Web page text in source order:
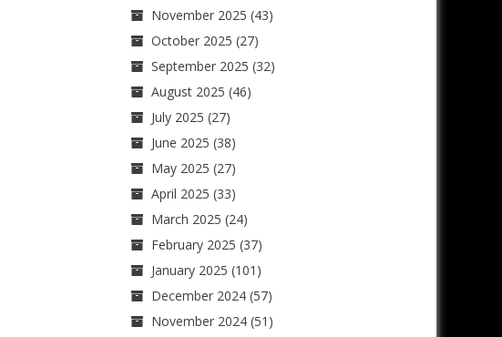
November 2025 (43)
October 2025 (27)
September 2025 (32)
August 2025 (46)
July 2025 (27)
June 2025 (38)
May 2025 (27)
April 2025 (33)
March 2025 (24)
February 2025 (37)
January 2025 (101)
December 2024(57)
November 2024(51)